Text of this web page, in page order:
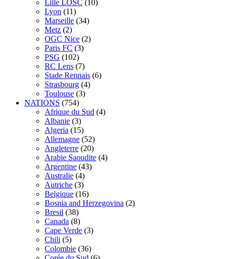
Lille LOSC (10)
Lyon (11)
Marseille (34)
Metz (2)
OGC Nice (2)
Paris FC (3)
PSG (102)
RC Lens (7)
Stade Rennais (6)
Strasbourg (4)
Toulouse (3)
NATIONS (754)
Afrique du Sud (4)
Albanie (3)
Algeria (15)
Allemagne (52)
Angleterre (20)
Arabie Saoudite (4)
Argentine (43)
Australie (4)
Autriche (3)
Belgique (16)
Bosnia and Herzegovina (2)
Bresil (38)
Canada (8)
Cape Verde (3)
Chili (5)
Colombie (36)